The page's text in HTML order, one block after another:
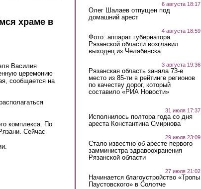
храме в
Василия
церемонию
сообщается на
комплекса. По
Сейчас
6 августа 18:17
Олег Шалаев отпущен под
домашний арест
4 августа 18:59
Фото: аппарат губернатора
Рязанской области возглавил
выходец из Челябинска
3 августа 19:36
Рязанская область заняла 73-е
место из 85-ти в рейтинге регионов
по качеству дорог, который
составило «РИА Новости»
31 июля 17:37
Исполнилось полтора года со дня
ареста Константина Смирнова
29 июля 23:09
Стало известно об аресте первого
замминистра здравоохранения
Рязанской области
27 июля 21:02
Начинается благоустройство «Тропы
Паустовского» в Солотче